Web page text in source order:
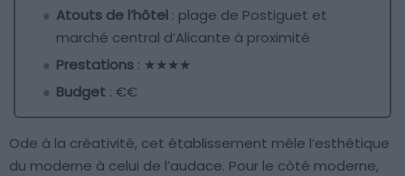
Atouts de l’hôtel : plage de Postiguet et
marché central d’Alicante à proximité
Prestations : ★★★★
Budget : €€
Ode à la créativité, cet établissement mêle l’esthétique
du moderne à celui de l’audace. Pour le côté moderne,